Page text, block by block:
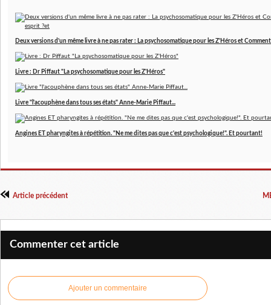
Deux versions d'un même livre à ne pas rater : La psychosomatique pour les Z'Héros et
Livre : Dr Piffaut "La psychosomatique pour les Z'Héros"
Livre "l'acouphène dans tous ses états" Anne-Marie Piffaut...
Angines ET pharyngites à répétition. "Ne me dites pas que c'est psychologique!". Et pourtant!
Article précédent
Commenter cet article
Ajouter un commentaire